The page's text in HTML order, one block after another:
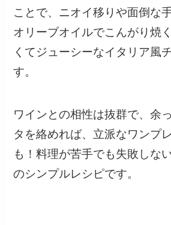
ことで、ニオイ移りや面倒な
オリーブオイルでこんがり焼
くてジューシーなイタリア風
す。
ワインとの相性は抜群で、余
タを絡めれば、立派なワンプ
も！料理が苦手でも失敗しな
のシンプルレシピです。